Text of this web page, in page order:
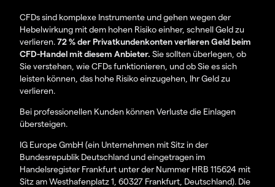
CFDs sind komplexe Instrumente und gehen wegen der
Hebelwirkung mit dem hohen Risiko einher, schnell Geld zu
verlieren.72 % der Privatkundenkonten verlieren Geld beim
CFD-Handel mit diesem Anbieter. Sie sollten überlegen, ob
Sie verstehen, wie CFDs funktionieren, und ob Sie es sich
leisten können, das hohe Risiko einzugehen, Ihr Geld zu
verlieren.
Bei professionellen Kunden können Verluste die Einlagen
übersteigen.
IG Europe GmbH (ein Unternehmen mit Sitz in der
Bundesrepublik Deutschland und eingetragen im
Handelsregister Frankfurt unter der Nummer HRB 115624 mit
Sitz am Westhafenplatz 1, 60327 Frankfurt, Deutschland). Die